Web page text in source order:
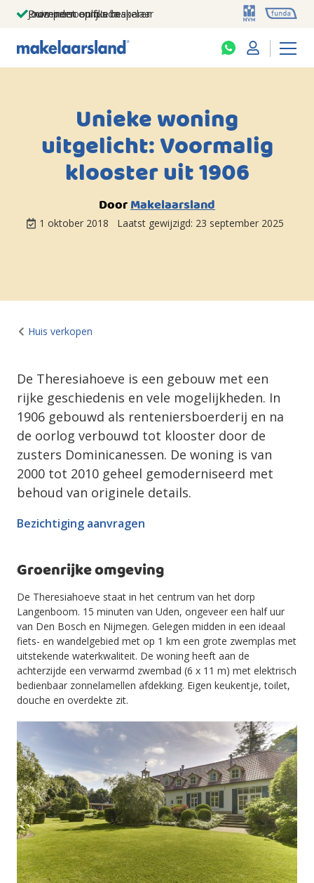
Jouw persoonlijke makelaar
Duizenden euro's besparen
Prominent op funda
Unieke woning
uitgelicht: Voormalig
klooster uit 1906
DoorMakelaarsland
1 oktober 2018 Laatst gewijzigd: 23 september 2025
Huis verkopen
De Theresiahoeve is een gebouw met een
rijke geschiedenis en vele mogelijkheden. In
1906 gebouwd als renteniersboerderij en na
de oorlog verbouwd tot klooster door de
zusters Dominicanessen. De woning is van
2000 tot 2010 geheel gemoderniseerd met
behoud van originele details.
Bezichtiging aanvragen
Groenrijke omgeving
De Theresiahoeve staat in het centrum van het dorp
Langenboom. 15 minuten van Uden, ongeveer een half uur
van Den Bosch en Nijmegen. Gelegen midden in een ideaal
fiets- en wandelgebied met op 1 km een grote zwemplas met
uitstekende waterkwaliteit. De woning heeft aan de
achterzijde een verwarmd zwembad (6 x 11 m) met elektrisch
bedienbaar zonnelamellen afdekking. Eigen keukentje, toilet,
douche en overdekte zit.